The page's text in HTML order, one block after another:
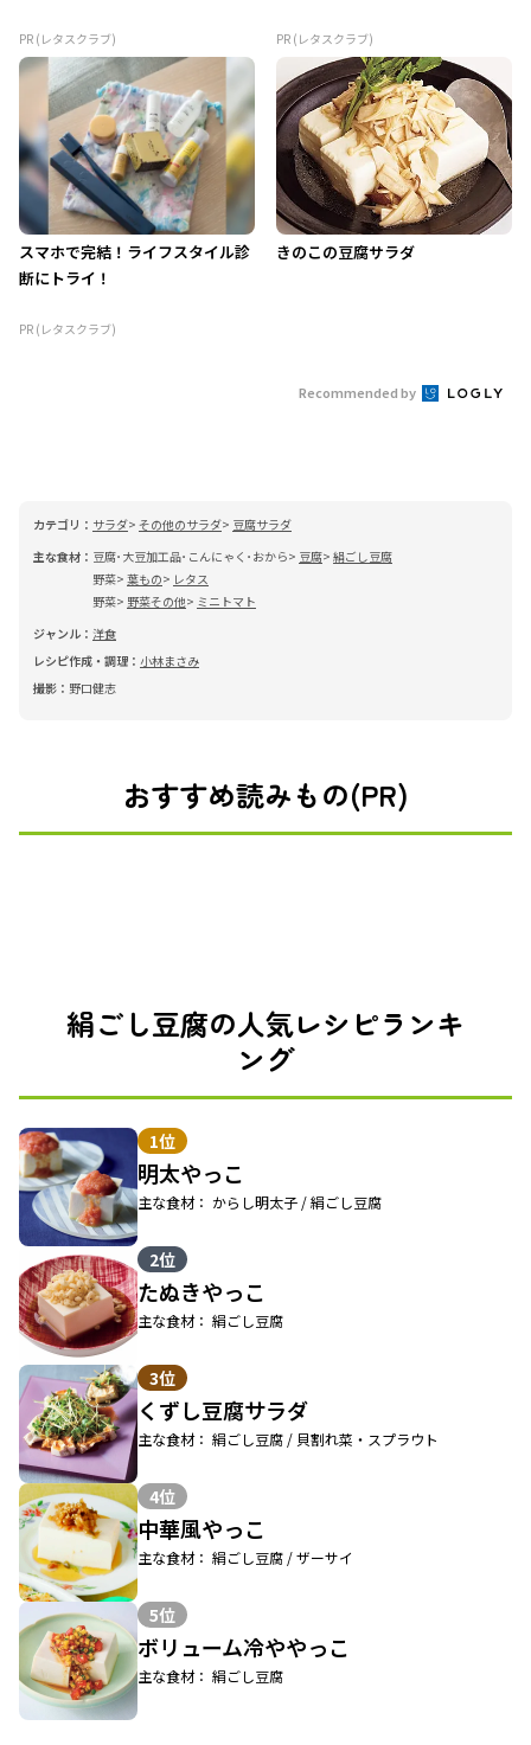
PR (レタスクラブ) PR (レタスクラブ)
スマホで完結！ライフスタイル診
断にトライ！
PR (レタスクラブ)
きのこの豆腐サラダ
Recommended by
カテゴリ： サラダ その他のサラダ
豆腐サラダ
主な食材： 豆腐･大豆加工品･こんにゃく･おから 豆腐 絹ごし豆腐
野菜 葉もの
レタス
野菜
野菜その他
ミニトマト
ジャンル： 洋食
レシピ作成・調理： 小林まさみ
撮影： 野口健志
おすすめ読みもの(PR)
絹ごし豆腐の人気レシピランキ
ング
1位
明太やっこ
主な食材： からし明太子 / 絹ごし豆腐
2位
たぬきやっこ
主な食材： 絹ごし豆腐
3位
くずし豆腐サラダ
主な食材： 絹ごし豆腐 / 貝割れ菜・スプラウト
4位
中華風やっこ
主な食材： 絹ごし豆腐 / ザーサイ
5位
ボリューム冷ややっこ
主な食材： 絹ごし豆腐